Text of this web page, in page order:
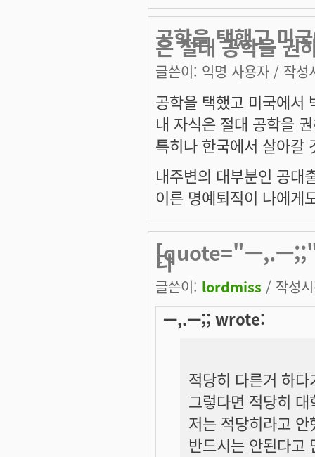
공학을 택했고 미
은 절대 공학을 권
글쓴이: 익명 사용자 / 작성
공학을 택했고 미국에서
내 자식은 절대 공학을
특히나 한국에서 살아갈
내주변의 대부분인 공대
이른 명예퇴직이 나에게
[quote="ㅡ,.ㅡ;;"]
다
글쓴이: lordmiss / 작성
ㅡ,.ㅡ;; wrote:
적당히 다른거 하
그렇다면 적당히
저는 적당히라고
반드시는 안된다고